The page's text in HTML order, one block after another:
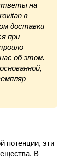
на
в
доставки
при
об этом.
потенции, эти
В